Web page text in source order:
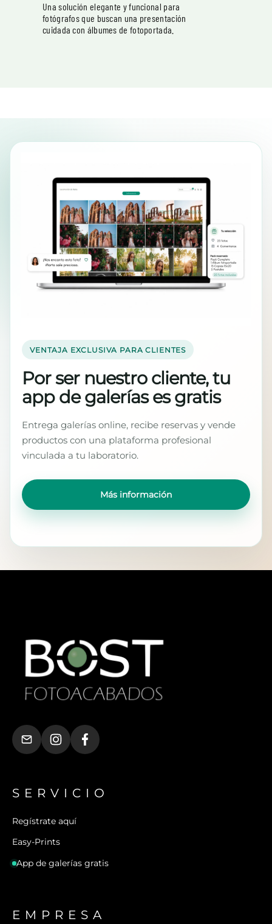
Una solución elegante y funcional para
fotógrafos que buscan una presentación
cuidada con álbumes de fotoportada.
VENTAJA EXCLUSIVA PARA CLIENTES
Por ser nuestro cliente, tu
app de galerías es gratis
Entrega galerías online, recibe reservas y vende
productos con una plataforma profesional
vinculada a tu laboratorio.
Más información
SERVICIO
Regístrate aquí
Easy-Prints
App de galerías gratis
EMPRESA